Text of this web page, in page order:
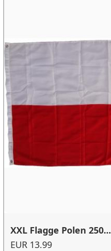
XXL Flagge Polen 250...
EUR 13.99